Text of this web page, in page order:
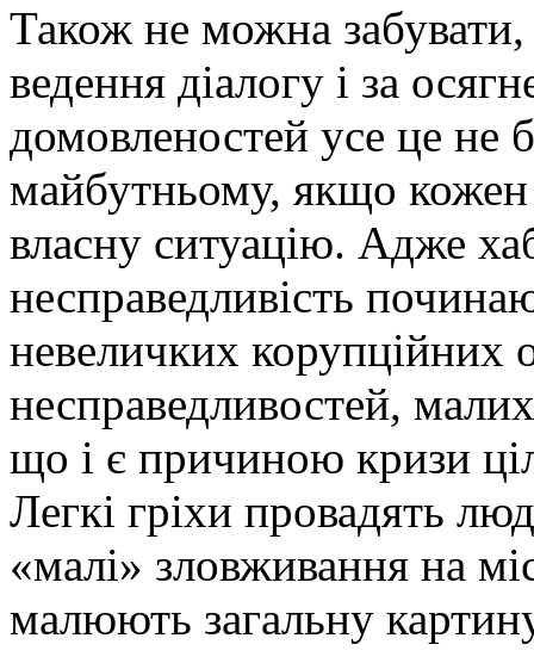
Також не можна
ведення діалогу і за
домовленостей усе це не
майбутньому, якщо
власну ситуацію. Адже
несправедливість
невеличких корупційних
несправедливостей,
що і є причиною кризи
Легкі гріхи провадять
«малі» зловживання на
малюють загальну